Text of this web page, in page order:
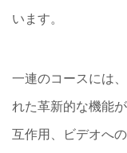
います。
一連のコースには
れた革新的な機能
互作用、ビデオへ